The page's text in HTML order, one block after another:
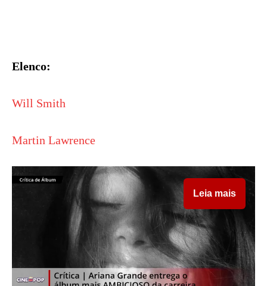
Elenco:
Will Smith
Martin Lawrence
Leia mais